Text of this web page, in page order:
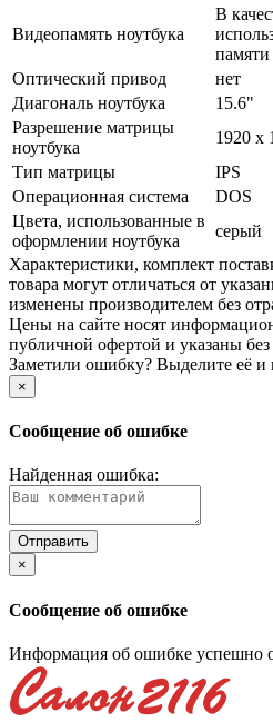
Видеопамять ноутбука
В
памяти
Оптический привод
нет
Диагональ ноутбука
15.6"
Разрешение матрицы
ноутбука
1920 x
Тип матрицы
IPS
Операционная система
DOS
Цвета, использованные в
оформлении ноутбука
cерый
Xарактеристики, комплект
товара могут отличаться от
изменены производителем без
Цены на сайте носят
публичной офертой и указаны
Заметили ошибку? Выделите её
×
Сообщение об ошибке
Найденная ошибка:
×
Сообщение об ошибке
Информация об ошибке успешно